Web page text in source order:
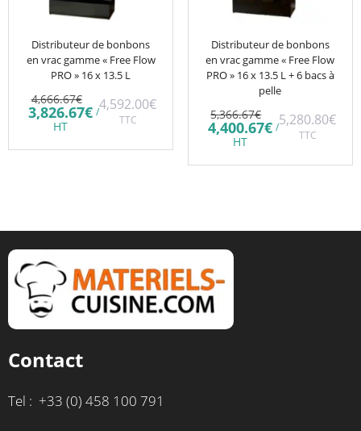
Distributeur de bonbons
en vrac gamme « Free Flow
PRO » 16 x 13.5 L
4,666.67€ Le
prix
initial
4,666.67€.
3,826.67€Le
prix
est :
HT
/4,592.00€
TTC
Distributeur de bonbons
en vrac gamme « Free Flow
PRO » 16 x 13.5 L + 6 bacs à
pelle
5,366.67€ Le
prix
initial
5,366.67€.
4,400.67€Le
prix
est :
HT
/5,280.80€
TTC
Contact
Tel : +33 (0) 458 100 791